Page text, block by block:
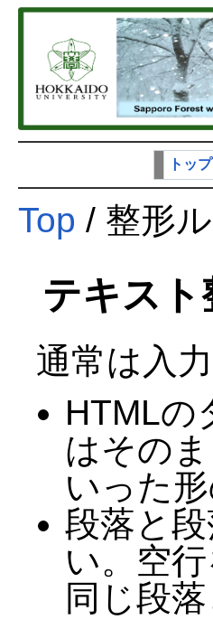
トップ
Top / 整形
テキス
通常は入
HTMLの
はその
いった
段落と
い。空
同じ段